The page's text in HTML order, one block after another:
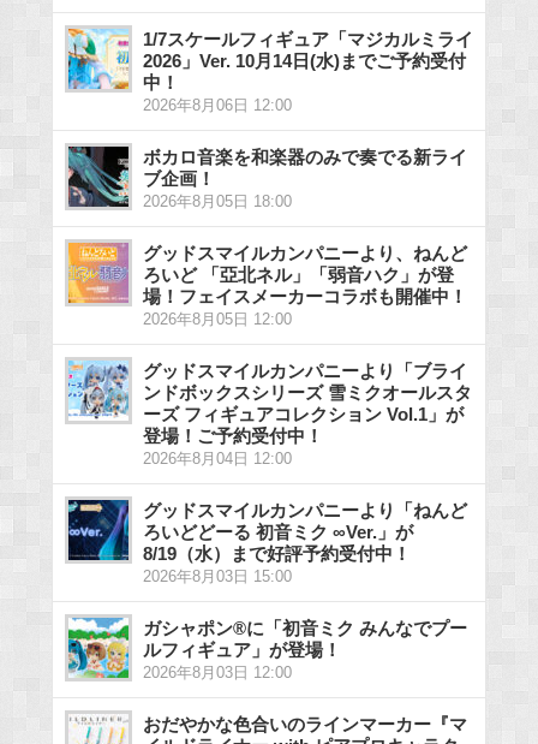
1/7スケールフィギュア「マジカルミライ
2026」Ver. 10月14日(水)までご予約受付
中！
2026年8月06日 12:00
ボカロ音楽を和楽器のみで奏でる新ライ
ブ企画！
2026年8月05日 18:00
グッドスマイルカンパニーより、ねんど
ろいど 「亞北ネル」「弱音ハク」が登
場！フェイスメーカーコラボも開催中！
2026年8月05日 12:00
グッドスマイルカンパニーより「ブライ
ンドボックスシリーズ 雪ミクオールスタ
ーズ フィギュアコレクション Vol.1」が
登場！ご予約受付中！
2026年8月04日 12:00
グッドスマイルカンパニーより「ねんど
ろいどどーる 初音ミク ∞Ver.」が
8/19（水）まで好評予約受付中！
2026年8月03日 15:00
ガシャポン®に「初音ミク みんなでプー
ルフィギュア」が登場！
2026年8月03日 12:00
おだやかな色合いのラインマーカー『マ